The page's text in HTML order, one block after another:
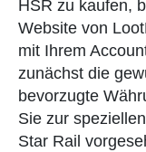
HSR zu kaufen,
Website von
mit Ihrem
zunächst die
bevorzugte
Sie zur speziellen
Star Rail